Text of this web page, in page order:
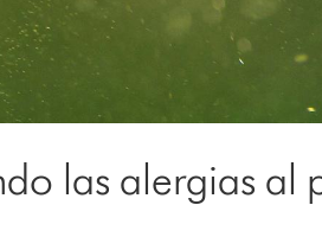
las alergias al